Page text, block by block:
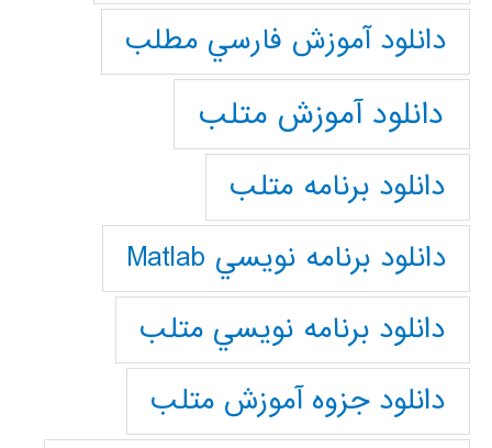
دانلود آموزش فارسي مطلب
دانلود آموزش متلب
دانلود برنامه متلب
دانلود برنامه نويسي Matlab
دانلود برنامه نويسي متلب
دانلود جزوه آموزش متلب